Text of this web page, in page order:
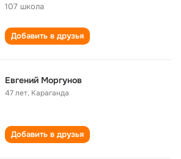
107 школа
Добавить в друзья
Евгений Моргунов
47 лет, Караганда
Добавить в друзья